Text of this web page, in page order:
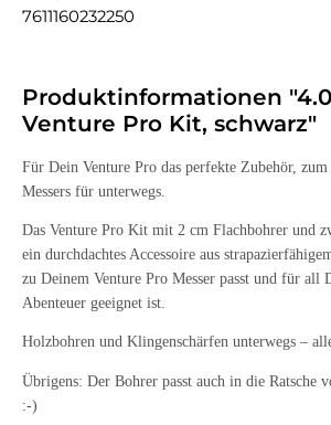
7611160232250
Produktinformationen
Venture Pro Kit, schwarz"
Für Dein Venture Pro das perfekte Zubehör, zum
Messers für unterwegs.
Das Venture Pro Kit mit 2 cm Flachbohrer und
ein durchdachtes Accessoire aus
zu Deinem Venture Pro Messer passt und für all
Abenteuer geeignet ist.
Holzbohren und Klingenschärfen unterwegs –
Übrigens: Der Bohrer passt auch in die
:-)